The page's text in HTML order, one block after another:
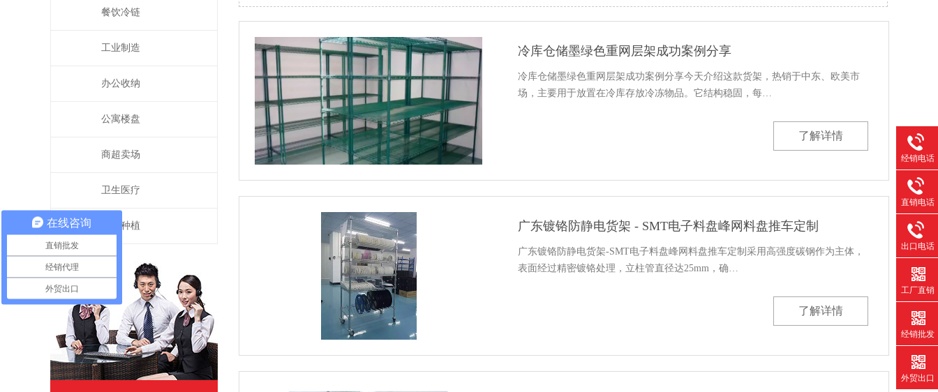
餐饮冷链
工业制造
办公收纳
公寓楼盘
商超卖场
卫生医疗
园艺种植
冷库仓储墨绿色重网层架成功案例分享
冷库仓储墨绿色重网层架成功案例分享今天介绍这款货架，热销于中东、欧美市
场，主要用于放置在冷库存放冷冻物品。它结构稳固，每…
了解详情
广东镀铬防静电货架 - SMT电子料盘峰网料盘推车定制
广东镀铬防静电货架-SMT电子料盘峰网料盘推车定制采用高强度碳钢作为主体，
表面经过精密镀铬处理，立柱管直径达25mm，确…
了解详情
经销电话
直销电话
出口电话
工厂直销
经销批发
外贸出口
在线咨询
直销批发
经销代理
外贸出口